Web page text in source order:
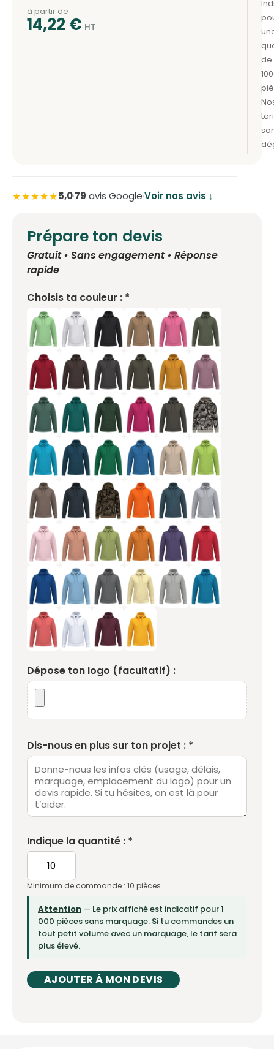
à partir de
14,22 €
★★★★★5,0·79 avis Google·Voir nos avis ↓
Prépare ton devis
Gratuit • Sans engagement • Réponse
rapide
Choisis ta couleur : *
Dépose ton logo (facultatif) :
Dis-nous en plus sur ton projet : *
Indique la quantité : *
Minimum de commande : 10 pièces
Attention — Le prix affiché est indicatif pour 1
000 pièces sans marquage. Si tu commandes un
tout petit volume avec un marquage, le tarif sera
plus élevé.
AJOUTER À MON DEVIS